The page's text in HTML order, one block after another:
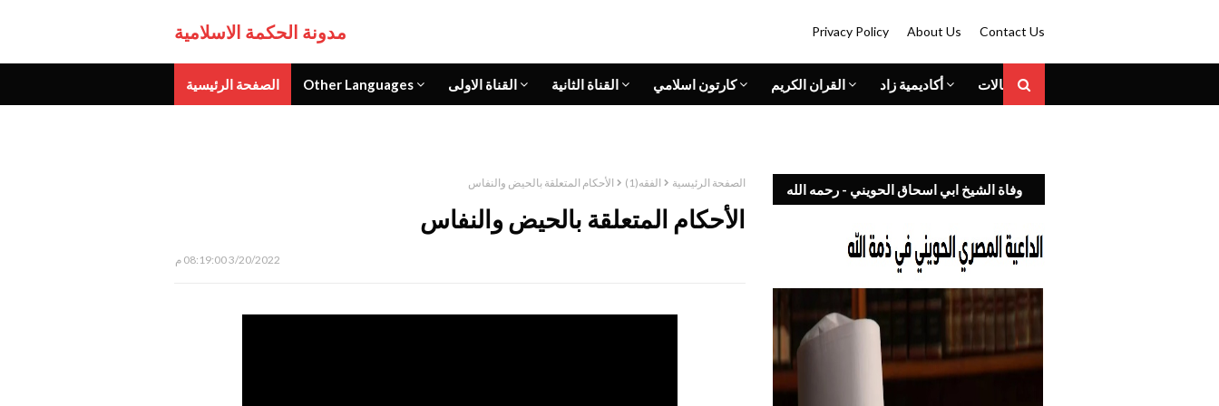
مدونة الحكمة الاسلامية Privacy Policy About Us Contact Us
الصفحة الرئيسية Other Languages القناة الاولى القناة الثانية كارتون اسلامي القران الكريم أكاديمية زاد المقالات
الصفحة الرئيسية الفقه(1) الأحكام المتعلقة بالحيض والنفاس
الأحكام المتعلقة بالحيض والنفاس
3/20/2022 08:19:00 م
وفاة الشيخ ابي اسحاق الحويني - رحمه الله